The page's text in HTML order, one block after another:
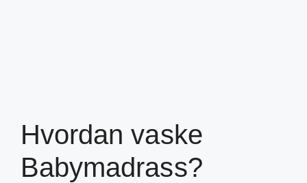
Hvordan vaske
Babymadrass?